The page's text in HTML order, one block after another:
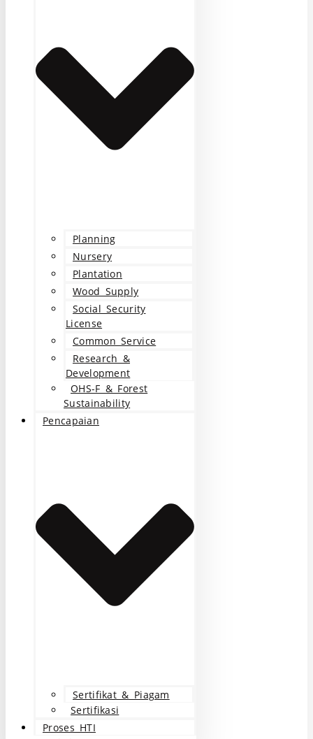
Planning
Nursery
Plantation
Wood Supply
Social Security
License
Common Service
Research &
Development
OHS-F & Forest
Sustainability
Pencapaian
Sertifikat & Piagam
Sertifikasi
Proses HTI